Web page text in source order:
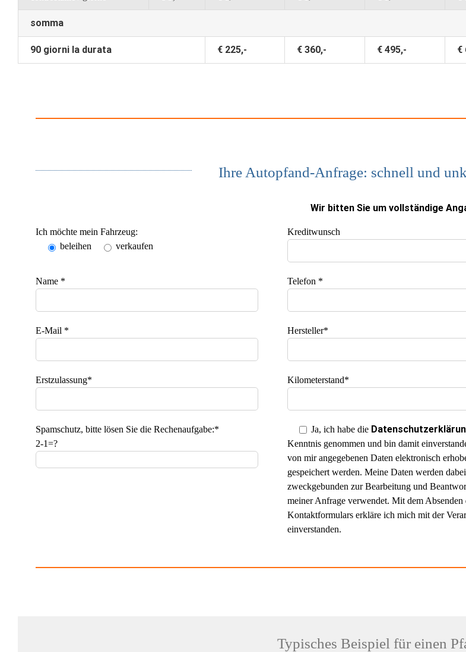
somma
90 giorni la durata € 225,- € 360,- € 495,- €
Ihre Autopfand-Anfrage: schnell und
Wir bitten Sie um vollständige
Ich möchte mein Fahrzeug:
beleihen
verkaufen
Kreditwunsch
Name * Telefon *
E-Mail * Hersteller*
Erstzulassung* Kilometerstand*
Spamschutz, bitte lösen Sie die Rechenaufgabe:*
2-1=?
Ja, ich habe die
Kenntnis genommen und bin damit
von mir angegebenen Daten elektronisch
gespeichert werden. Meine Daten werden
zweckgebunden zur Bearbeitung und
meiner Anfrage verwendet. Mit dem Absenden
Kontaktformulars erkläre ich mich mit der
einverstanden.
Typisches Beispiel für einen